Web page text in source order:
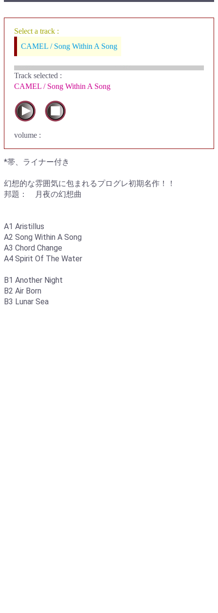
Select a track :
CAMEL / Song Within A Song
Track selected :
CAMEL / Song Within A Song
volume :
*帯、ライナー付き
幻想的な雰囲気に包まれるプログレ初期名作！！
邦題： 月夜の幻想曲
A1 Aristillus
A2 Song Within A Song
A3 Chord Change
A4 Spirit Of The Water
B1 Another Night
B2 Air Born
B3 Lunar Sea